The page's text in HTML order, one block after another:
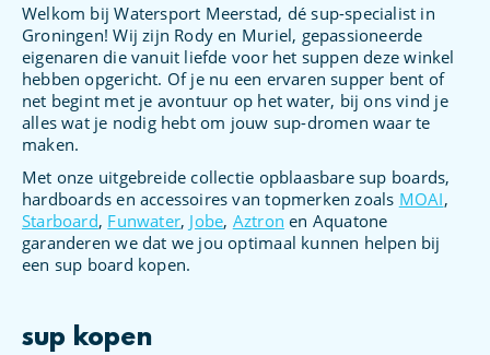
Welkom bij Watersport Meerstad, dé sup-specialist in
Groningen! Wij zijn Rody en Muriel, gepassioneerde
eigenaren die vanuit liefde voor het suppen deze winkel
hebben opgericht. Of je nu een ervaren supper bent of
net begint met je avontuur op het water, bij ons vind je
alles wat je nodig hebt om jouw sup-dromen waar te
maken.
Met onze uitgebreide collectie opblaasbare sup boards,
hardboards en accessoires van topmerken zoals MOAI,
Starboard, Funwater, Jobe, Aztron en Aquatone
garanderen we dat we jou optimaal kunnen helpen bij
een sup board kopen.
sup kopen